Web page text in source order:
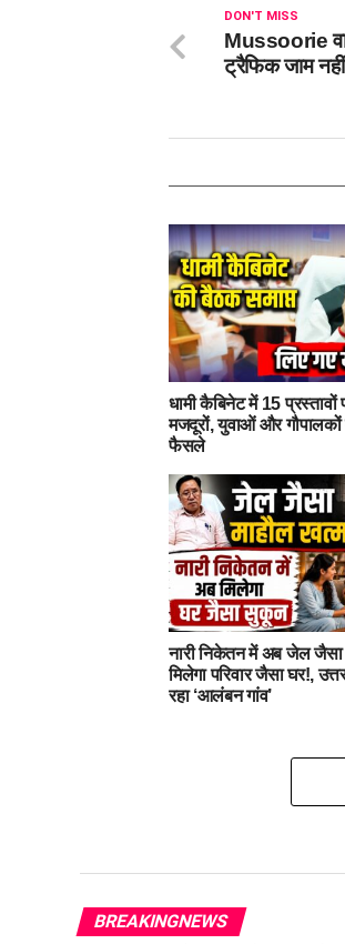
DON'T MISS
Mussoorie
ट्रैफिक जाम
धामी कैबिनेट में 15 प्रस्तावों
मजदूरों, युवाओं और
फैसले
नारी निकेतन में अब जेल जैसा
मिलेगा परिवार जैसा घर!,
रहा ‘आलंबन गांव’
BREAKINGNEWS